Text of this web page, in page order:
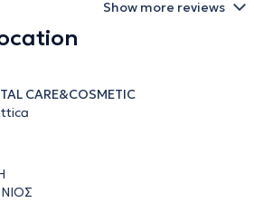
Show more reviews
CARE&COSMETIC